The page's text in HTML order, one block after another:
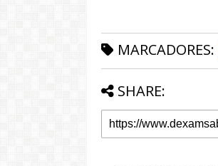
MARCADORES:
SHARE: